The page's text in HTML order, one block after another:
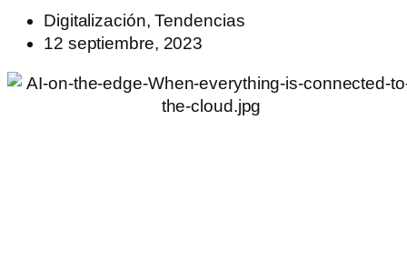
Digitalización,Tendencias
12 septiembre, 2023